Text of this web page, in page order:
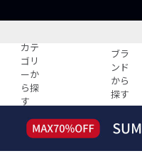
カテ
ゴリ
ーか
ら探
す
ブラ
ンド
から
探す
すべての記事